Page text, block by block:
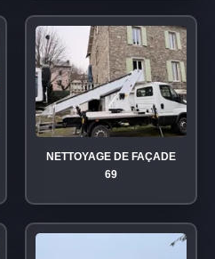
NETTOYAGE DE FAÇADE
69